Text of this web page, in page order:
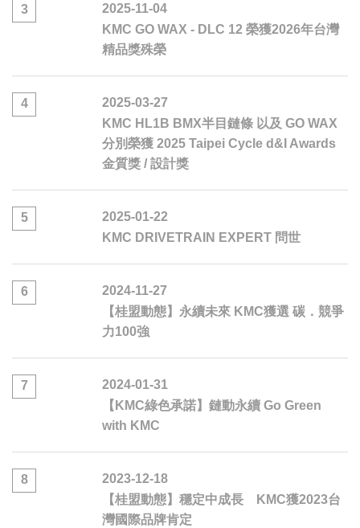
3
2025-11-04
KMC GO WAX - DLC 12 榮獲2026年台灣
精品獎殊榮
4
2025-03-27
KMC HL1B BMX半目鏈條 以及 GO WAX
分別榮獲 2025 Taipei Cycle d&I Awards
金質獎 / 設計獎
5
2025-01-22
KMC DRIVETRAIN EXPERT 問世
6
2024-11-27
【桂盟動態】永續未來 KMC獲選 碳．競爭
力100強
7
2024-01-31
【KMC綠色承諾】鏈動永續 Go Green
with KMC
8
2023-12-18
【桂盟動態】穩定中成長 KMC獲2023台
灣國際品牌肯定